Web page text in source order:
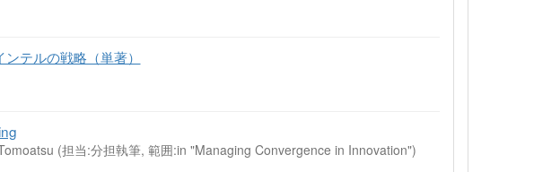
テルの戦略（単著）
(担当:分担執筆, 範囲:in "Managing Convergence in Innovation")